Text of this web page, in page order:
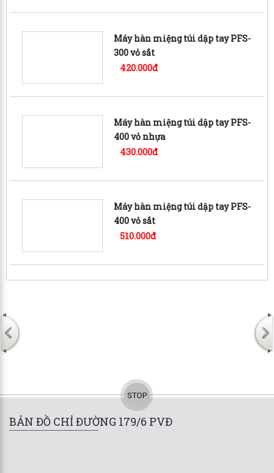
Máy hàn miệng túi dập tay PFS-
300 vỏ sắt
420.000đ
Máy hàn miệng túi dập tay PFS-
400 vỏ nhựa
430.000đ
Máy hàn miệng túi dập tay PFS-
400 vỏ sắt
510.000đ
BẢN ĐỒ CHỈ ĐƯỜNG 179/6 PVĐ